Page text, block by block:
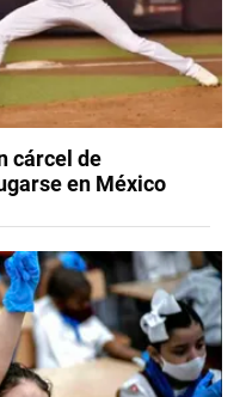
cárcel de
en México